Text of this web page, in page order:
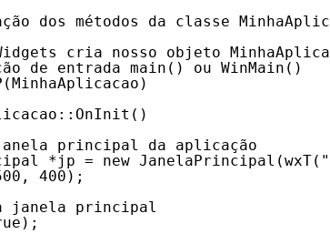
dos métodos da classe
cria nosso objeto
de entrada main() ou WinMain()
principal da aplicação
*jp = new
400);
janela principal